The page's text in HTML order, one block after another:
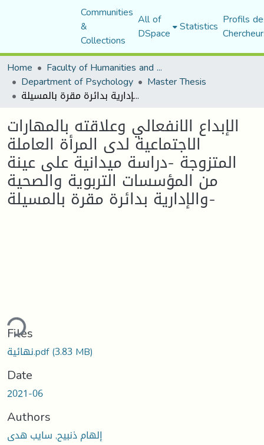
Communities
&
Collections
All of
DSpace Statistics Profils
Home
Faculty of Humanities and Social Sciences
Department of Psychology Master Thesis
الإبداع الانفعالي وعلاقته بالمهارات الاجتماعية لدى المرأة العاملة المتزوجة -دراسة ميدانية على عينة من المؤسسات التربوية والصحية والإدارية بدائرة مقرة بالمسيلة-
الإبداع الانفعالي وعلاقته بالمهارات
الاجتماعية لدى المرأة العاملة
المتزوجة -دراسة ميدانية على عينة
من المؤسسات التربوية والصحية
والإدارية بدائرة مقرة بالمسيلة-
Files
نهائية.pdf(3.83 MB)
Date
2021-06
Authors
إلهام ذنبيح, سايب هدى